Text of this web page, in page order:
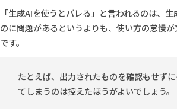
「生成AIを使うとバレる」と言われるのは、
のに問題があるというよりも、使い方の怠慢
です。
たとえば、出力されたものを確認もせず
てしまうのは控えたほうがよいでしょう。